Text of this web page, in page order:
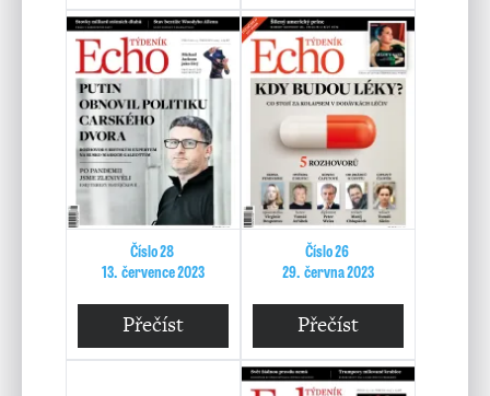
Číslo 28
13. července 2023
Přečíst
Číslo 26
29. června 2023
Přečíst